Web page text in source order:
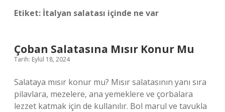
Etiket: İtalyan salatası içinde ne var
Çoban Salatasına Mısır Konur Mu
Tarih: Eylül 18, 2024
Salataya mısır konur mu? Mısır salatasının yanı sıra
pilavlara, mezelere, ana yemeklere ve çorbalara
lezzet katmak için de kullanılır. Bol marul ve tavukla